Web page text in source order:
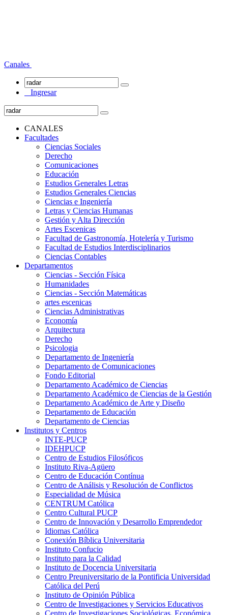
Canales
Ingresar
CANALES
Facultades
Ciencias Sociales
Derecho
Comunicaciones
Educación
Estudios Generales Letras
Estudios Generales Ciencias
Ciencias e Ingeniería
Letras y Ciencias Humanas
Gestión y Alta Dirección
Artes Escenicas
Facultad de Gastronomía, Hotelería y Turismo
Facultad de Estudios Interdisciplinarios
Ciencias Contables
Departamentos
Ciencias - Sección Física
Humanidades
Ciencias - Sección Matemáticas
artes escenicas
Ciencias Administrativas
Economía
Arquitectura
Derecho
Psicologia
Departamento de Ingeniería
Departamento de Comunicaciones
Fondo Editorial
Departamento Académico de Ciencias
Departamento Académico de Ciencias de la Gestión
Departamento Académico de Arte y Diseño
Departamento de Educación
Departamento de Ciencias
Institutos y Centros
INTE-PUCP
IDEHPUCP
Centro de Estudios Filosóficos
Instituto Riva-Agüero
Centro de Educación Contínua
Centro de Análisis y Resolución de Conflictos
Especialidad de Música
CENTRUM Católica
Centro Cultural PUCP
Centro de Innovación y Desarrollo Emprendedor
Idiomas Católica
Conexión Bíblica Universitaria
Instituto Confucio
Instituto para la Calidad
Instituto de Docencia Universitaria
Centro Preuniversitario de la Pontificia Universidad
Católica del Perú
Instituto de Opinión Pública
Centro de Investigaciones y Servicios Educativos
Centro de Investigaciones Sociológicas, Económica